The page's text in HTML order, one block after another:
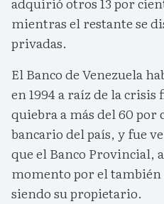
mientras el restante se
privadas.
El Banco de Venezuela
en 1994 a raíz de la
quiebra a más del 60 por
bancario del país, y fue
que el Banco Provincial,
momento por el también
siendo su propietario.